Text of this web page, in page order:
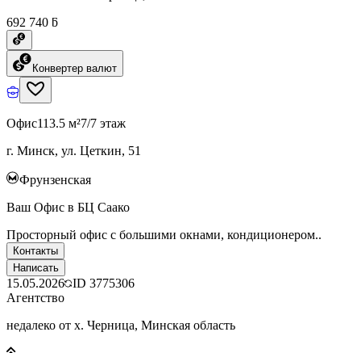
692 740 ƃ
Конвертер валют
Офис113.5 м²7/7 этаж
г. Минск, ул. Цеткин, 51
Фрунзенская
Ваш Офис в БЦ Саако
Просторный офис с большими окнами, кондиционером..
Контакты
Написать
15.05.2026 ID 3775306
Агентство
недалеко от х. Черница, Минская область